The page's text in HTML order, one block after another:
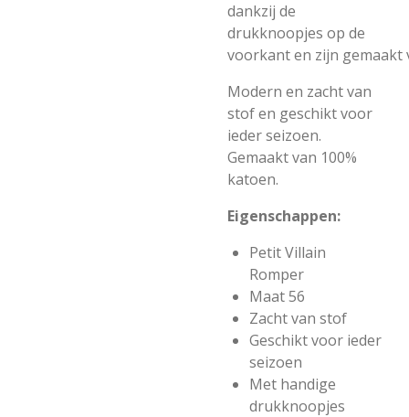
dankzij de
drukknoopjes op de
voorkanten zijn gemaakt
Modern en zacht van
stof en geschikt voor
ieder seizoen.
Gemaakt van 100%
katoen.
Eigenschappen:
Petit Villain
Romper
Maat 56
Zacht van stof
Geschikt voor ieder
seizoen
Met handige
drukknoopjes